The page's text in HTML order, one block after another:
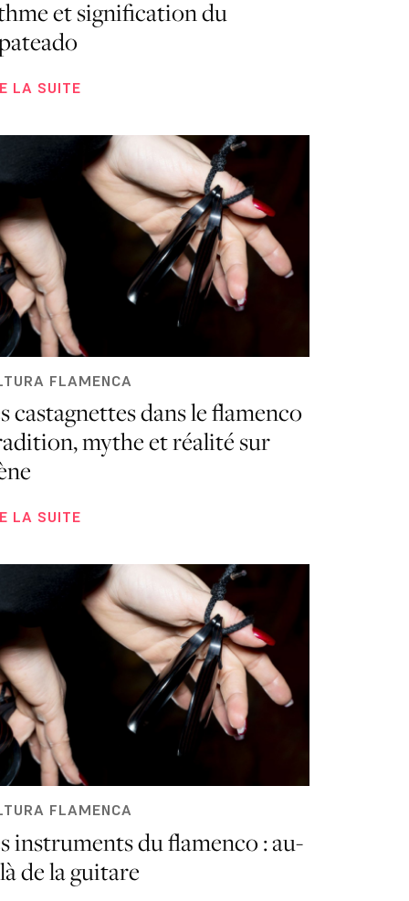
et signification du
LA SUITE
FLAMENCA
castagnettes dans le flamenco
mythe et réalité sur
LA SUITE
FLAMENCA
instruments du flamenco : au-
de la guitare